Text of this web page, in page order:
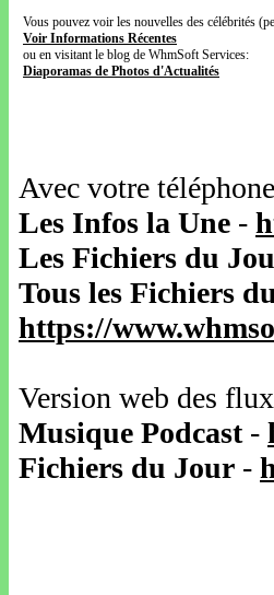
Vous pouvez voir les nouvelles des célébrités
Voir Informations Récentes
ou en visitant le blog de WhmSoft Services:
Diaporamas de Photos d'Actualités
Avec votre
Les Infos la Une -
Les Fichiers du
Tous les Fichiers
https://
Version web des
Musique Podcast-
Fichiers du Jour -